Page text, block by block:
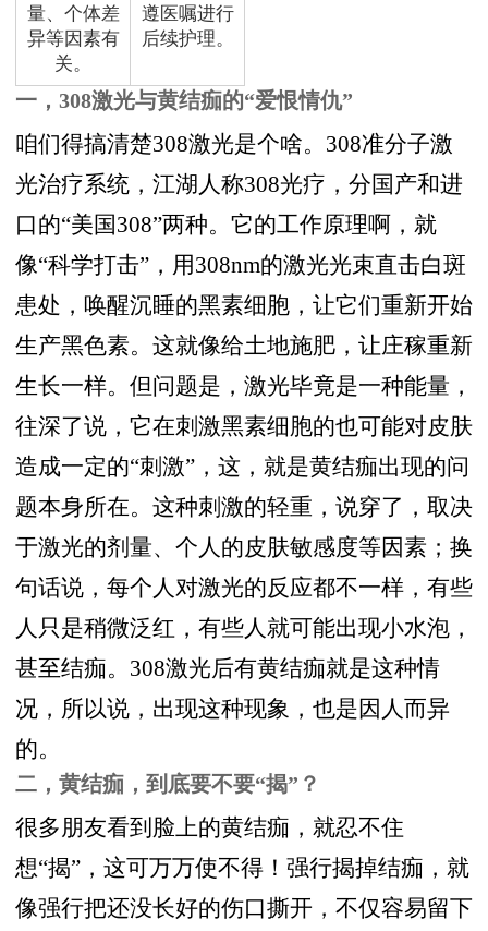
量、个体差
异等因素有
关。
遵医嘱进行
后续护理。
一，308激光与黄结痂的“爱恨情仇”
咱们得搞清楚308激光是个啥。308准分子激
光治疗系统，江湖人称308光疗，分国产和进
口的“美国308”两种。它的工作原理啊，就
像“科学打击”，用308nm的激光光束直击白斑
患处，唤醒沉睡的黑素细胞，让它们重新开始
生产黑色素。这就像给土地施肥，让庄稼重新
生长一样。但问题是，激光毕竟是一种能量，
往深了说，它在刺激黑素细胞的也可能对皮肤
造成一定的“刺激”，这，就是黄结痂出现的问
题本身所在。这种刺激的轻重，说穿了，取决
于激光的剂量、个人的皮肤敏感度等因素；换
句话说，每个人对激光的反应都不一样，有些
人只是稍微泛红，有些人就可能出现小水泡，
甚至结痂。308激光后有黄结痂就是这种情
况，所以说，出现这种现象，也是因人而异
的。
二，黄结痂，到底要不要“揭”？
很多朋友看到脸上的黄结痂，就忍不住
想“揭”，这可万万使不得！强行揭掉结痂，就
像强行把还没长好的伤口撕开，不仅容易留下